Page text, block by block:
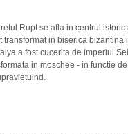
Rupt se afla in centrul
transformat in biserica
a fost cucerita de imperiul
in moschee - in functie